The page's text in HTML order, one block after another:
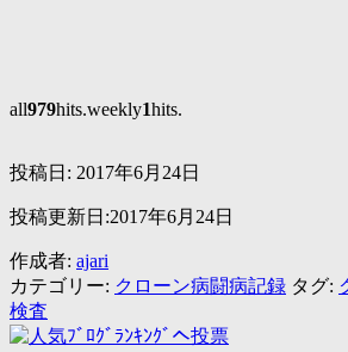
all979hits.weekly1hits.
投稿日: 2017年6月24日
投稿更新日:2017年6月24日
作成者: ajari
カテゴリー: クローン病闘病記録 タグ:
検査